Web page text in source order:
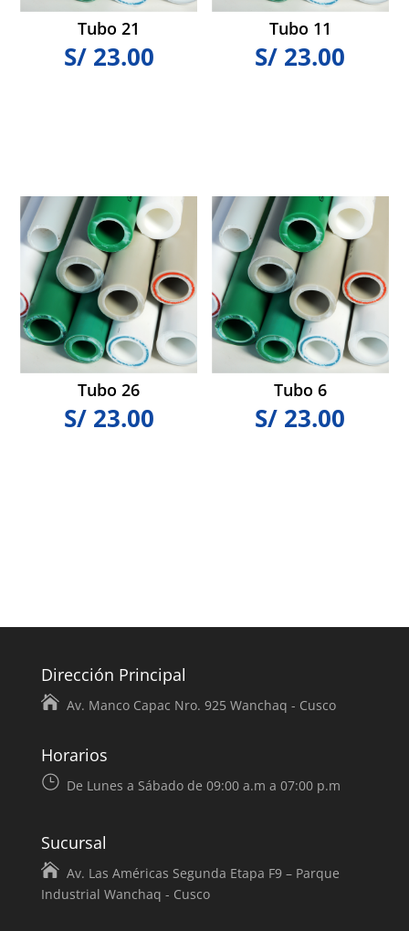
Tubo 21
S/23.00
Tubo 11
S/ 23.00
Tubo 26
S/23.00
Tubo 6
S/ 23.00
Dirección Principal
Av. Manco Capac Nro. 925 Wanchaq - Cusco
Horarios
De Lunes a Sábado de 09:00 a.m a 07:00 p.m
Sucursal
Av. Las Américas Segunda Etapa F9 – Parque
Industrial Wanchaq - Cusco